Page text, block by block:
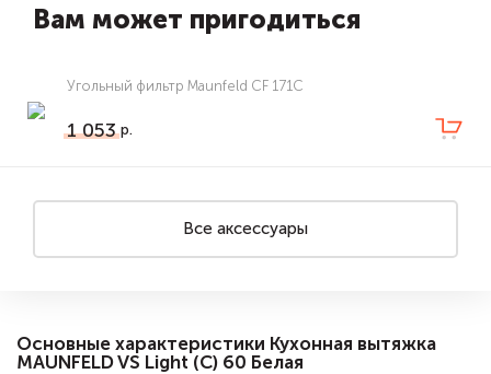
Вам может пригодиться
Угольный фильтр Maunfeld CF 171С
1 053
Все аксессуары
Основные характеристики Кухонная вытяжка
MAUNFELD VS Light (C) 60 Белая